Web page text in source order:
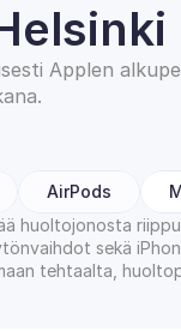
Applen
AirPods
huoltojonosta
sekä
tehtaalta,